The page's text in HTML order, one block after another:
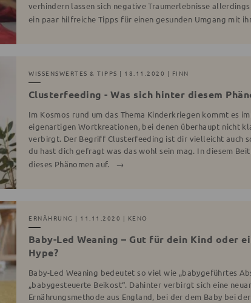
verhindern lassen sich negative Traumerlebnisse
ein paar hilfreiche Tipps für einen gesunden Umgang mit
WISSENSWERTES & TIPPS | 18.11.2020 | FINN
Clusterfeeding - Was sich hinter diesem
Im Kosmos rund um das Thema Kinderkriegen kommt es
eigenartigen Wortkreationen, bei denen überhaupt nicht
verbirgt. Der Begriff Clusterfeeding ist dir vielleicht auch
du hast dich gefragt was das wohl sein mag. In diesem
dieses Phänomen auf.
ERNÄHRUNG | 11.11.2020 | KENO
Baby-Led Weaning – Gut für dein Kind oder
Hype?
Baby-Led Weaning bedeutet so viel wie „babygeführtes
„babygesteuerte Beikost“. Dahinter verbirgt sich eine
Ernährungsmethode aus England, bei der dem Baby bei